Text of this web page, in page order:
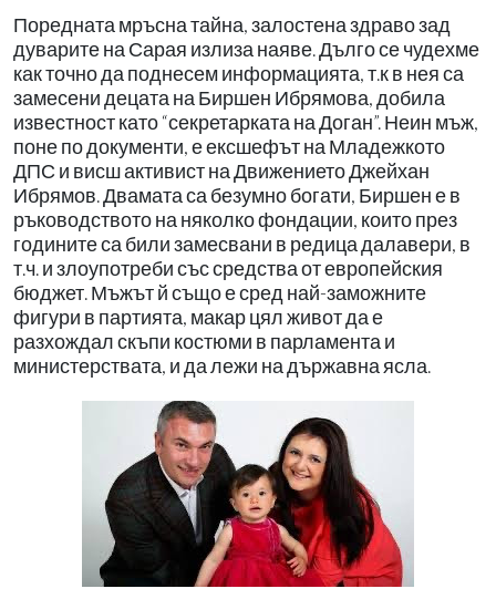
Поредната мръсна тайна, залостена здраво зад
дуварите на Сарая излиза наяве. Дълго се чудехме
как точно да поднесем информацията, т.к в нея са
замесени децата на Биршен Ибрямова, добила
известност като “секретарката на Доган”. Неин мъж,
поне по документи, е ексшефът на Младежкото
ДПС и висш активист на Движението Джейхан
Ибрямов. Двамата са безумно богати, Биршен е в
ръководството на няколко фондации, които през
годините са били замесвани в редица далавери, в
т.ч. и злоупотреби със средства от европейския
бюджет. Мъжът й също е сред най-заможните
фигури в партията, макар цял живот да е
разхождал скъпи костюми в парламента и
министерствата, и да лежи на държавна ясла.